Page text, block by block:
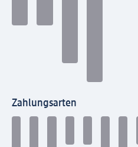
Zahlungsarten